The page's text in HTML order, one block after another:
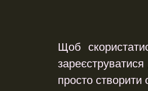
Щоб
просто створити